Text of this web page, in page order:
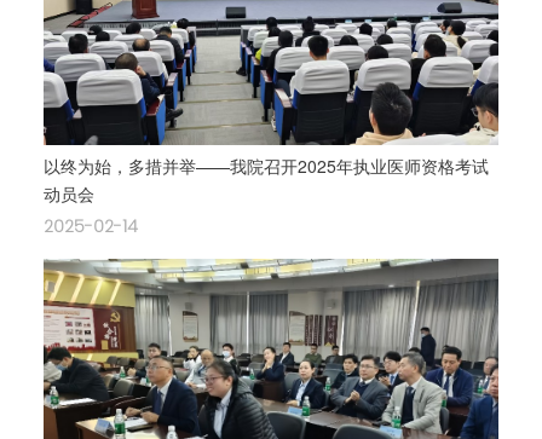
以终为始，多措并举——我院召开2025年执业医师资格考试
动员会
2025-02-14